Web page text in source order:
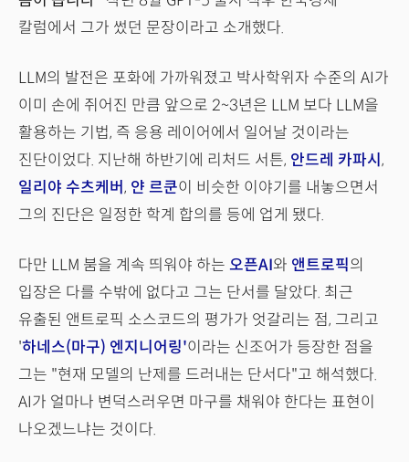
칼럼에서 그가 썼던 문장이라고 소개했다.
LLM의 발전은 포화에 가까워졌고 박사학위자 수준의 AI가
이미 손에 쥐어진 만큼 앞으로 2~3년은 LLM 보다 LLM을
활용하는 기법, 즉 응용 레이어에서 일어날 것이라는
진단이었다. 지난해 하반기에 리처드 서튼, 안드레 카파시 ,
일리야 수츠케버, 얀 르쿤이 비슷한 이야기를 내놓으면서
그의 진단은 일정한 학계 합의를 등에 업게 됐다.
다만 LLM 붐을 계속 띄워야 하는 오픈AI와 앤트로픽의
입장은 다를 수밖에 없다고 그는 단서를 달았다. 최근
유출된 앤트로픽 소스코드의 평가가 엇갈리는 점, 그리고
'하네스(마구) 엔지니어링'이라는 신조어가 등장한 점을
그는 "현재 모델의 난제를 드러내는 단서다"고 해석했다.
AI가 얼마나 변덕스러우면 마구를 채워야 한다는 표현이
나오겠느냐는 것이다.